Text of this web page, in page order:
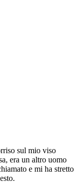
sul mio viso
era un altro uomo
e mi ha stretto